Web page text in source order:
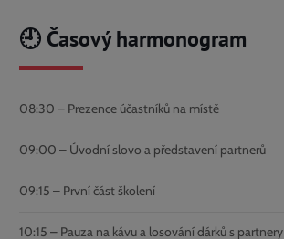
🕘 Časový harmonogram
08:30 – Prezence účastníků na místě
09:00 – Úvodní slovo a představení partnerů
09:15 – První část školení
10:15 – Pauza na kávu a losování dárků s partnery